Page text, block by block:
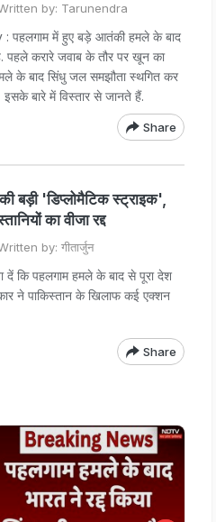
by: Tarunendra
में हुए बड़े आतंकी हमले के बाद
पहले करारे जवाब के तौर पर खून का
के बाद सिंधु जल समझौता स्थगित कर
बारे में विस्तार से जानते हैं.
Share
बड़ी 'डिप्लोमैटिक स्ट्राइक',
का वीजा रद्द
by: गीतार्जुन
कि पहलगाम हमले के बाद से पूरा देश
ने पाकिस्तान के खिलाफ कई एक्शन
Share